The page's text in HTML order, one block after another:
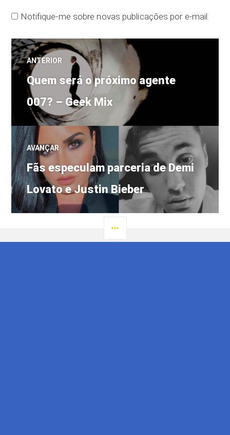
Notifique-me sobre novas publicações por e-mail.
Navegação
de
Post
ANTERIOR
Post
anterior:
Quem será o próximo agente
007? – Geek Mix
AVANÇAR
Próximo
post:
Fãs especulam parceria de Demi
Lovato e Justin Bieber